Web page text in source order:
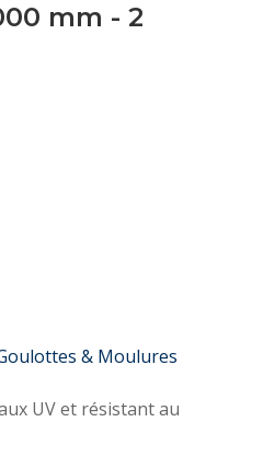
mm - 2
& Moulures
UV et résistant au